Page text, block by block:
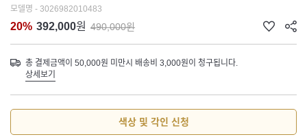
모델명 - 3026982010483
20% 392,000원 490,000원
총 결제금액이 50,000원 미만시 배송비 3,000원이 청구됩니다.
상세보기
색상 및 각인 신청